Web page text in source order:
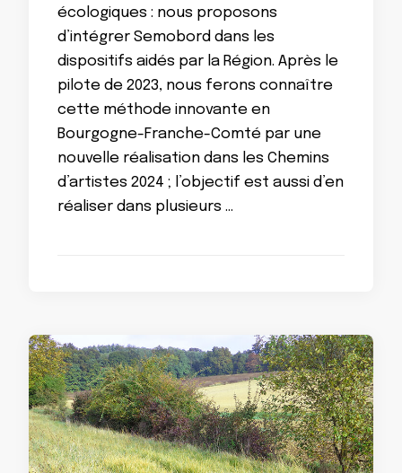
écologiques : nous proposons
d’intégrer Semobord dans les
dispositifs aidés par la Région. Après le
pilote de 2023, nous ferons connaître
cette méthode innovante en
Bourgogne-Franche-Comté par une
nouvelle réalisation dans les Chemins
d’artistes 2024 ; l’objectif est aussi d’en
réaliser dans plusieurs …